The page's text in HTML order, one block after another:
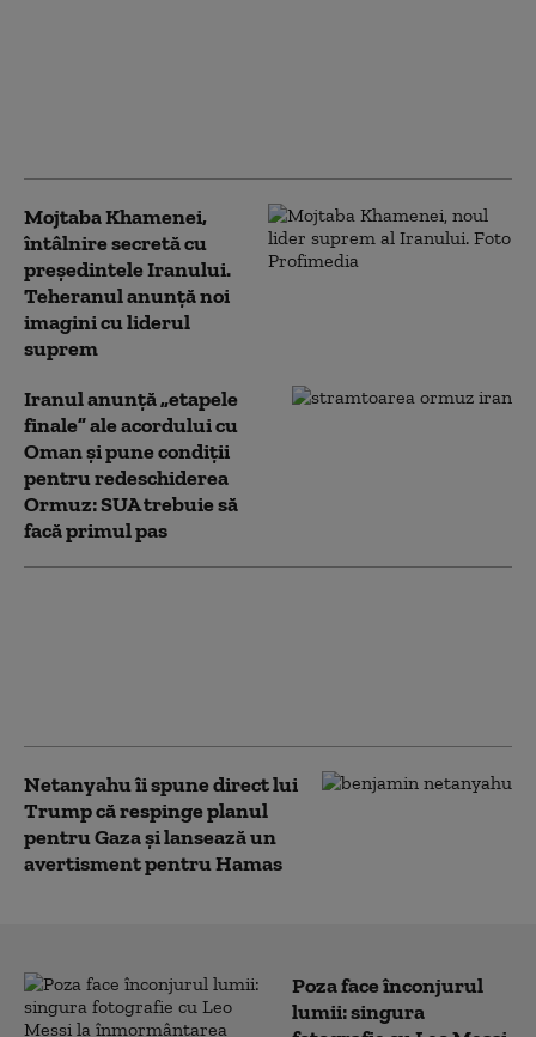
Mojtaba Khamenei,
întâlnire secretă cu
președintele Iranului.
Teheranul anunță noi
imagini cu liderul
suprem
Iranul anunță „etapele
finale” ale acordului cu
Oman și pune condiții
pentru redeschiderea
Ormuz: SUA trebuie să
facă primul pas
Netanyahu îi spune direct lui
Trump că respinge planul
pentru Gaza și lansează un
avertisment pentru Hamas
Poza face înconjurul
lumii: singura